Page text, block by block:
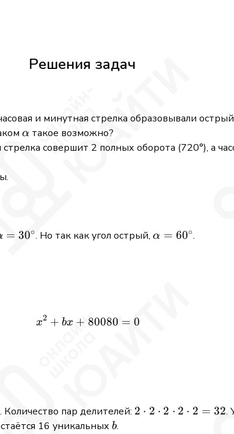
Решения задач
и минутная стрелка образовывали острый
\alpha
α такое возможно?
стрелка совершит 2 полных оборота (720°), а
=
= 30∘. Но так как угол острый,\alpha =
α = 60∘.
x^2 + b x + 80080 = 0
x2 + bx + 80080 = 0
. Количество пар делителей: 2
2 ⋅ 2 ⋅ 2 ⋅ 2 ⋅ 2 = 32.
16 уникальныхb
b.